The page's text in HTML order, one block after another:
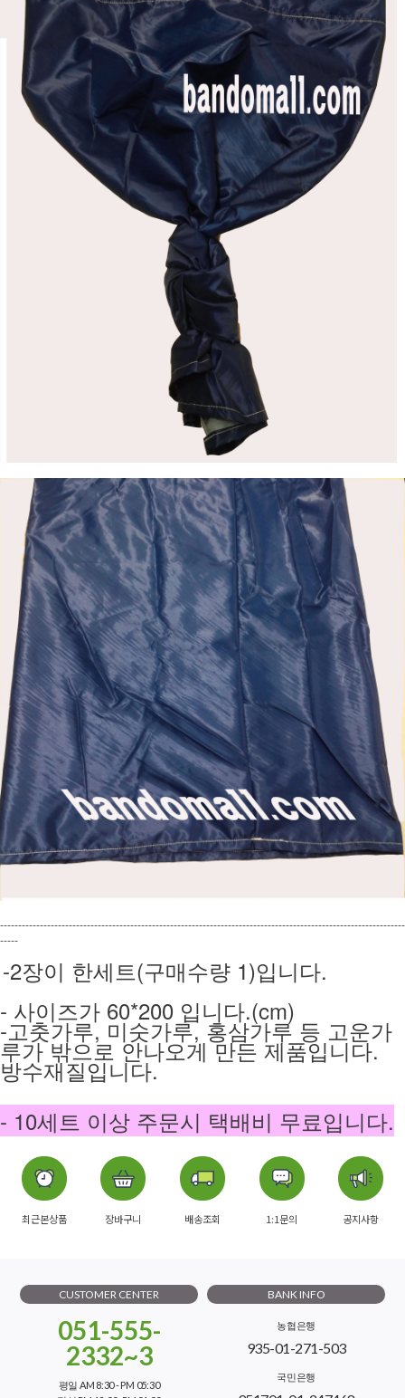
----------------------------------------------------------------------------------------------------------------
-----
-2장이 한세트(구매수량 1)입니다.
- 사이즈가 60*200 입니다.(cm)
-고춧가루, 미숫가루, 홍삼가루 등 고운가
루가 밖으로 안나오게 만든 제품입니다.
방수재질입니다.
- 10세트 이상 주문시 택배비 무료입니다.
최근본상품 장바구니 배송조회 1:1문의 공지사항
CUSTOMER CENTER
051-555-
2332~3
평일 AM 8:30 - PM 05:30
BANK INFO
농협은행
935-01-271-503
국민은행